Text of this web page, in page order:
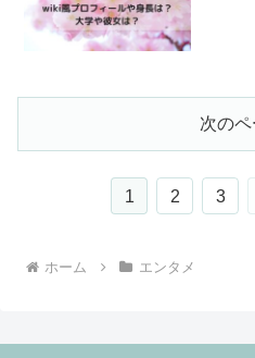
次のペ
1 2 3
ホーム エンタメ